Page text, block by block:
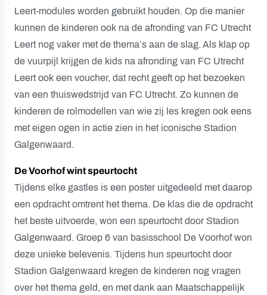
Leert-modules worden gebruikt houden. Op die manier
kunnen de kinderen ook na de afronding van FC Utrecht
Leert nog vaker met de thema’s aan de slag. Als klap op
de vuurpijl krijgen de kids na afronding van FC Utrecht
Leert ook een voucher, dat recht geeft op het bezoeken
van een thuiswedstrijd van FC Utrecht. Zo kunnen de
kinderen de rolmodellen van wie zij les kregen ook eens
met eigen ogen in actie zien in het iconische Stadion
Galgenwaard.
De Voorhof wint speurtocht
Tijdens elke gastles is een poster uitgedeeld met daarop
een opdracht omtrent het thema. De klas die de opdracht
het beste uitvoerde, won een speurtocht door Stadion
Galgenwaard. Groep 6 van basisschool De Voorhof won
deze unieke belevenis. Tijdens hun speurtocht door
Stadion Galgenwaard kregen de kinderen nog vragen
over het thema geld, en met dank aan Maatschappelijk